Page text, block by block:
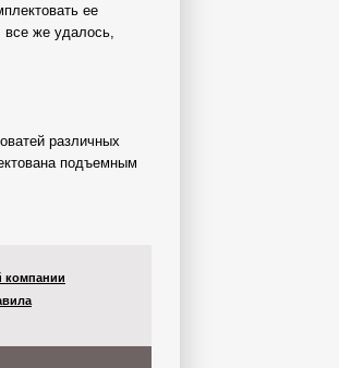
ее
же удалось,
различных
подъемным
компании